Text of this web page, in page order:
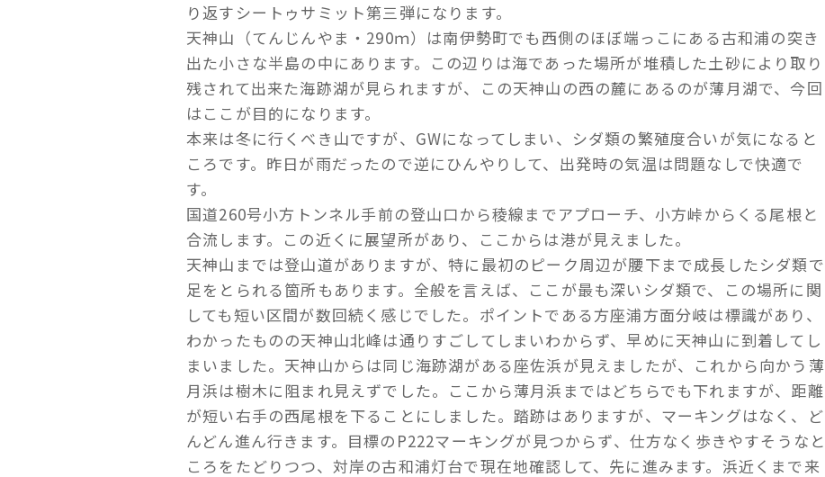
り返すシートゥサミット第三弾になります。
天神山（てんじんやま・290ｍ）は南伊勢町でも西側のほぼ端っこにある古和浦の突き
出た小さな半島の中にあります。この辺りは海であった場所が堆積した土砂により取り
残されて出来た海跡湖が見られますが、この天神山の西の麓にあるのが薄月湖で、今回
はここが目的になります。
本来は冬に行くべき山ですが、GWになってしまい、シダ類の繁殖度合いが気になると
ころです。昨日が雨だったので逆にひんやりして、出発時の気温は問題なしで快適で
す。
国道260号小方トンネル手前の登山口から稜線までアプローチ、小方峠からくる尾根と
合流します。この近くに展望所があり、ここからは港が見えました。
天神山までは登山道がありますが、特に最初のピーク周辺が腰下まで成長したシダ類で
足をとられる箇所もあります。全般を言えば、ここが最も深いシダ類で、この場所に関
しても短い区間が数回続く感じでした。ポイントである方座浦方面分岐は標識があり、
わかったものの天神山北峰は通りすごしてしまいわからず、早めに天神山に到着してし
まいました。天神山からは同じ海跡湖がある座佐浜が見えましたが、これから向かう薄
月浜は樹木に阻まれ見えずでした。ここから薄月浜まではどちらでも下れますが、距離
が短い右手の西尾根を下ることにしました。踏跡はありますが、マーキングはなく、ど
んどん進ん行きます。目標のP222マーキングが見つからず、仕方なく歩きやすそうなと
ころをたどりつつ、対岸の古和浦灯台で現在地確認して、先に進みます。浜近くまで来